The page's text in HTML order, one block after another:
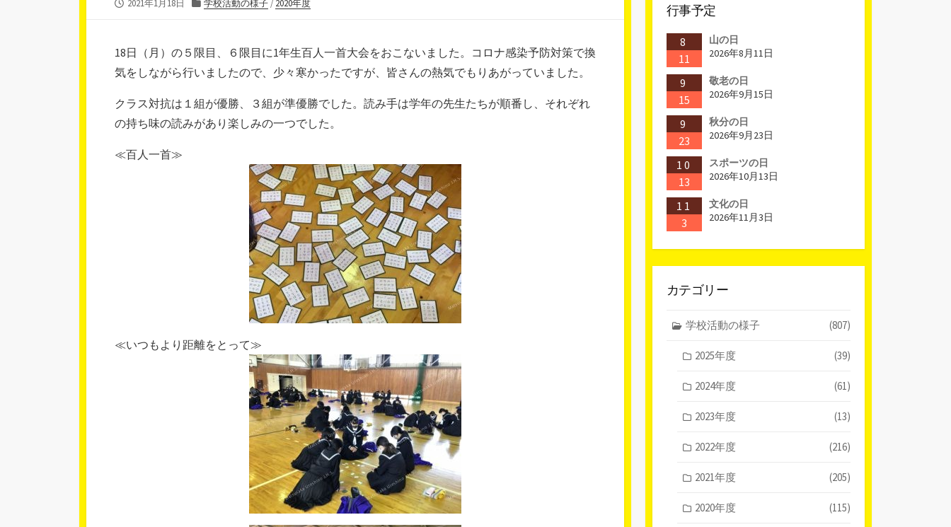
2021年1月18日
ー
学校活動の様子 /2020年度
18日（月）の５限目、６限目に1年生百人一首大会をおこないました。コロナ感染予防対策で換
気をしながら行いましたので、少々寒かったですが、皆さんの熱気でもりあがっていました。
クラス対抗は１組が優勝、３組が準優勝でした。読み手は学年の先生たちが順番し、それぞれ
の持ち味の読みがあり楽しみの一つでした。
≪百人一首≫
≪いつもより距離をとって≫
行事予定
8
11
山の日
2026年8月11日
9
15
敬老の日
2026年9月15日
9
23
秋分の日
2026年9月23日
10
13
スポーツの日
2026年10月13日
11
3
文化の日
2026年11月3日
カテゴリー
学校活動の様子 (807)
2025年度 (39)
2024年度 (61)
2023年度 (13)
2022年度 (216)
2021年度 (205)
2020年度 (115)